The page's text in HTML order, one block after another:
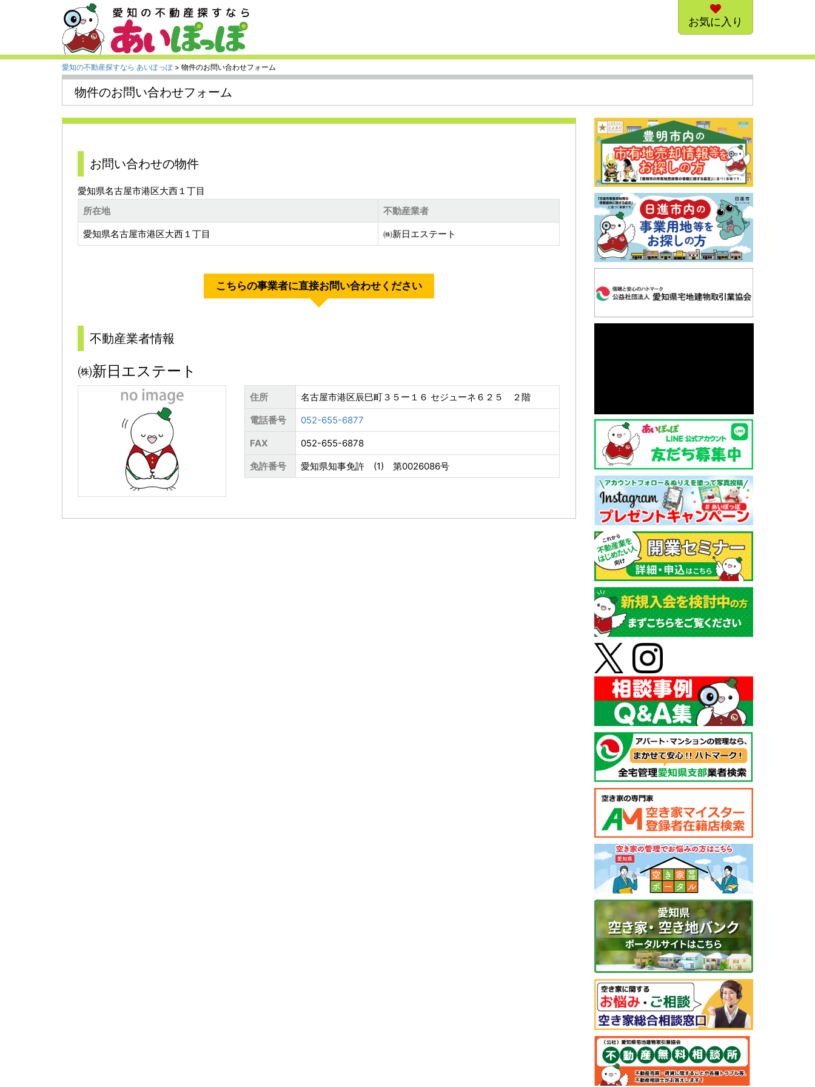
お気に入り
愛知の不動産探すなら あいぽっぽ> 物件のお問い合わせフォーム
物件のお問い合わせフォーム
お問い合わせの物件
愛知県名古屋市港区大西１丁目
所在地
不動産業者
愛知県名古屋市港区大西１丁目
㈱新日エステート
こちらの事業者に直接お問い合わせください
不動産業者情報
㈱新日エステート
住所
名古屋市港区辰巳町３５ー１６ セジューネ６２５ ２階
電話番号
052-655-6877
FAX
052-655-6878
免許番号
愛知県知事免許 (1) 第0026086号